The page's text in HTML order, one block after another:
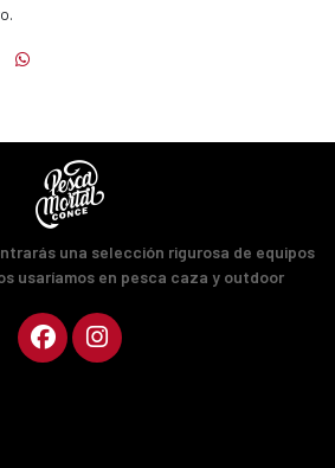
una selección rigurosa de equipos
usaríamos en pesca caza y outdoor